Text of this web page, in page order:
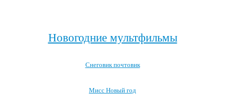
Новогодние мультфильмы
Снеговик почтовик
Мисс Новый год